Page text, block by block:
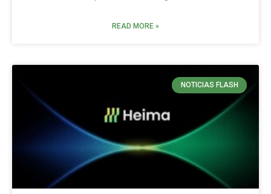
READ MORE »
NOTICIAS FLASH